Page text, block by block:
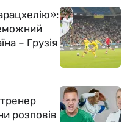
– Грузія
розповів